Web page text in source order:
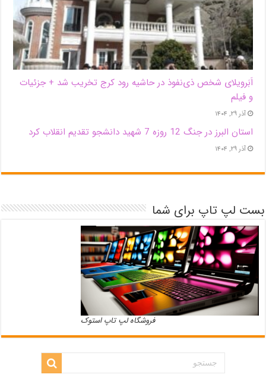
اَبَر‌ویلای شخص ذی‌نفوذ در حاشیه‌ رود کرج تخریب شد + جزئیات
و فیلم
آذر ۲۹, ۱۴۰۴
استان البرز در جنگ 12 روزه 7 شهید دانشجو تقدیم انقلاب کرد
آذر ۲۹, ۱۴۰۴
بست لپ تاپ برای شما
فروشگاه لپ تاپ استوک